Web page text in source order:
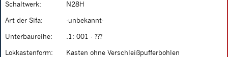
Schaltwerk: N28H
Art der Sifa: -unbekannt-
Unterbaureihe: .1: 001 - ???
Lokkastenform: Kasten ohne Verschleißpufferbohlen